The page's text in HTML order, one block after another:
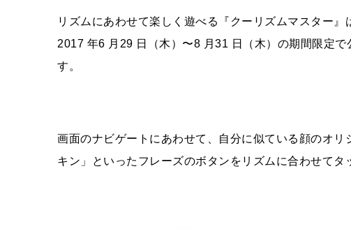
リズムにあわせて楽しく遊べる『クーリズムマスター』
2017 年6 月29 日（木）〜8 月31 日（木）の期間限定
す。
画面のナビゲートにあわせて、自分に似ている顔のオ
キン」といったフレーズのボタンをリズムに合わせてタ